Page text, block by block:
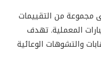
من التقييمات
المعملية. تهدف
والتشوهات الوعائية